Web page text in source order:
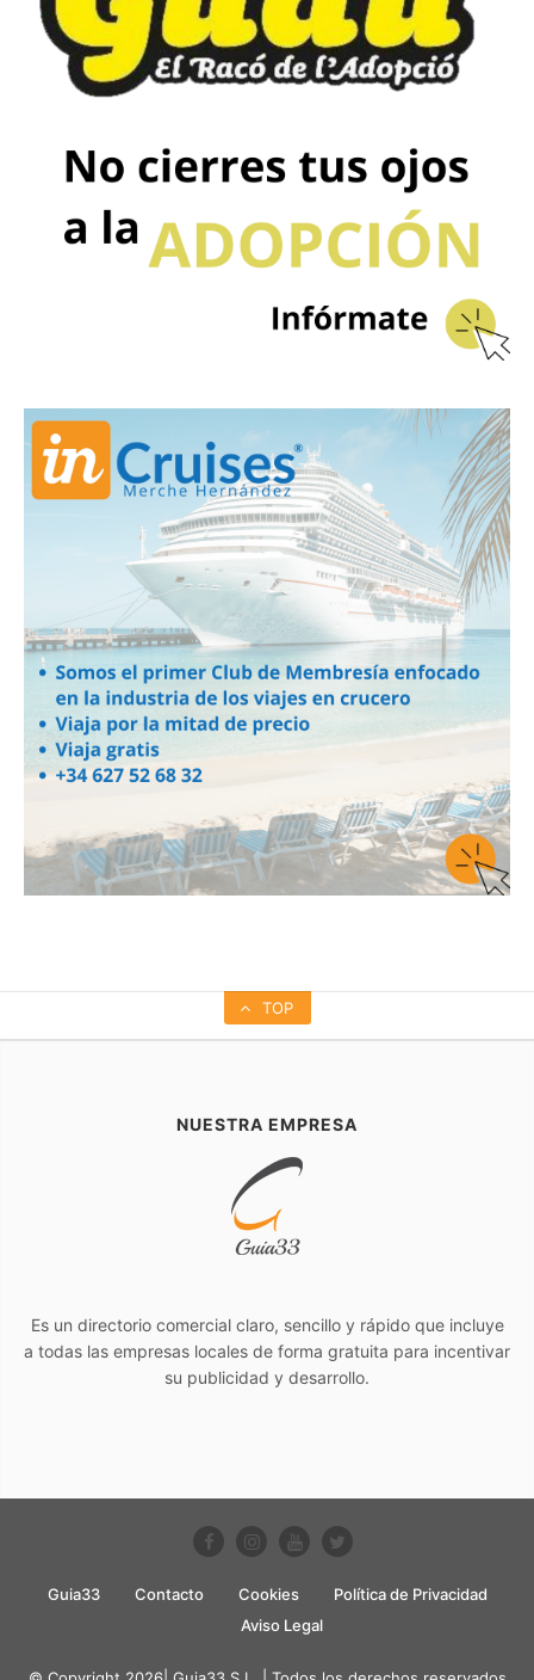
TOP
NUESTRA EMPRESA
Es un directorio comercial claro, sencillo y rápido que incluye
a todas las empresas locales de forma gratuita para incentivar
su publicidad y desarrollo.
Guia33 Contacto Cookies
Política de Privacidad
Aviso Legal